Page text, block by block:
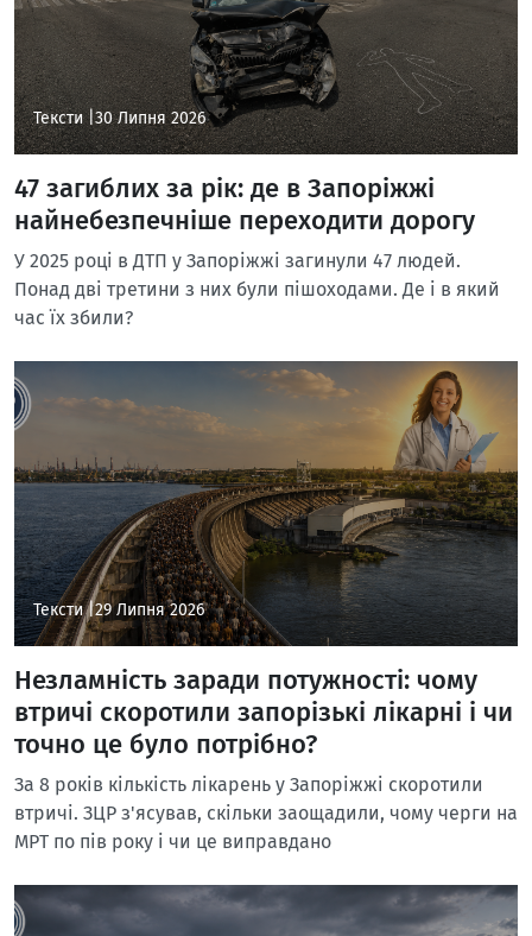
Тексти | 30 Липня 2026
47 загиблих за рік: де в Запоріжжі
найнебезпечніше переходити дорогу
У 2025 році в ДТП у Запоріжжі загинули 47 людей.
Понад дві третини з них були пішоходами. Де і в який
час їх збили?
Тексти |29 Липня 2026
Незламність заради потужності: чому
втричі скоротили запорізькі лікарні і чи
точно це було потрібно?
За 8 років кількість лікарень у Запоріжжі скоротили
втричі. ЗЦР з'ясував, скільки заощадили, чому черги на
МРТ по пів року і чи це виправдано